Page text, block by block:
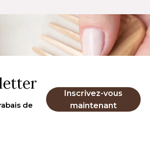
de
Inscrivez-vous
maintenant